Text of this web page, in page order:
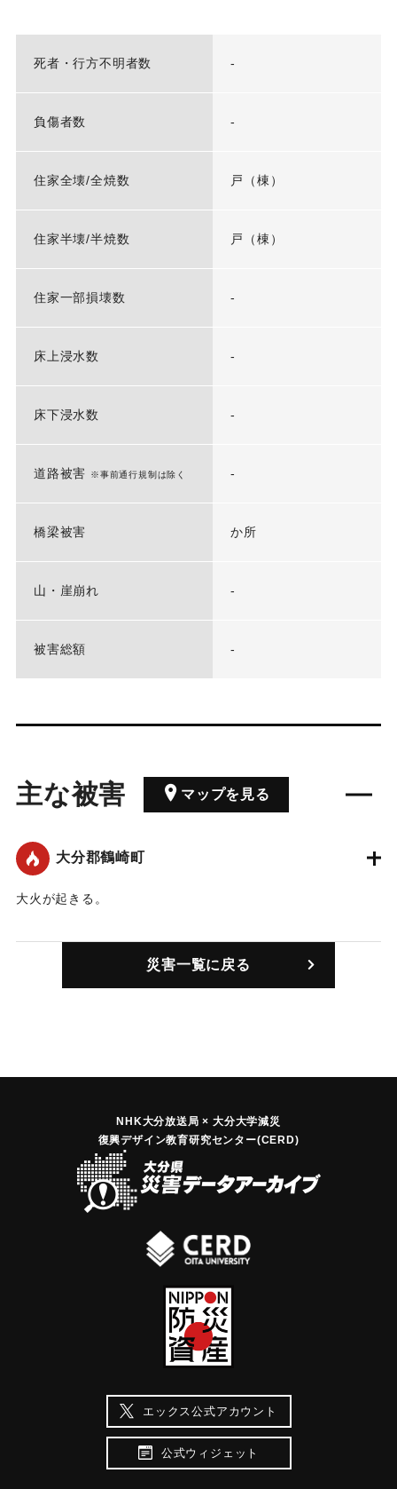
死者・行方不明者数 -
負傷者数 -
住家全壊/全焼数 戸（棟）
住家半壊/半焼数 戸（棟）
住家一部損壊数 -
床上浸水数 -
床下浸水数 -
道路被害 ※事前通行規制は除く -
橋梁被害 か所
山・崖崩れ -
被害総額 -
主な被害 マップを見る
大分郡鶴崎町
大火が起きる。
｜固有コード:00062001
災害一覧に戻る
NHK大分放送局 × 大分大学減災
復興デザイン教育研究センター(CERD)
エックス公式アカウント
公式ウィジェット